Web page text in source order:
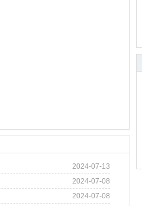
2024-07-13
2024-07-08
2024-07-08